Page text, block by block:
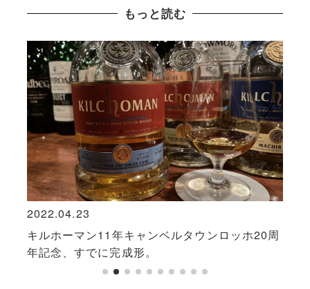
もっと読む
2022.04.23
キルホーマン11年キャンベルタウンロッホ20周
年記念、すでに完成形。